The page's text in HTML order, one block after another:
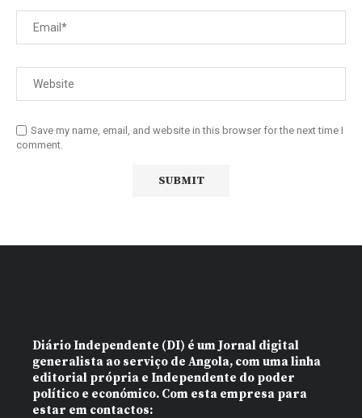
Save my name, email, and website in this browser for the next time I
comment.
Diário Independente (DI) é um Jornal digital
generalista ao serviço de Angola, com uma linha
editorial própria e Independente do poder
político e económico. Com esta empresa para
estar em contactos: